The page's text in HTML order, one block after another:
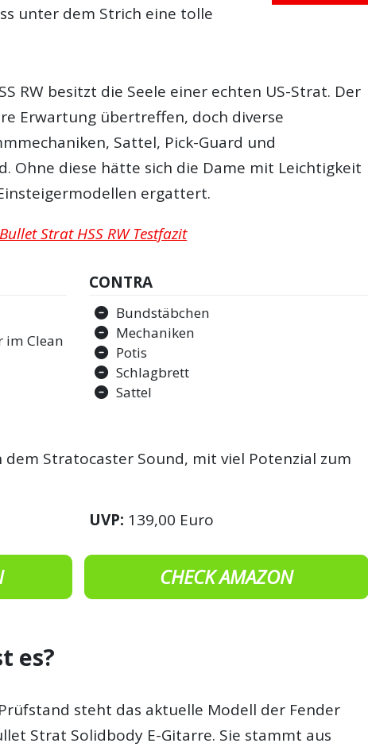
unter dem Strich eine tolle
RW besitzt die Seele einer echten US-Strat. Der
Erwartung übertreffen, doch diverse
Sattel, Pick-Guard und
Ohne diese hätte sich die Dame mit Leichtigkeit
ergattert.
Strat HSS RW Testfazit
im Clean
CONTRA
Bundstäbchen
Mechaniken
Potis
Schlagbrett
Sattel
dem Stratocaster Sound, mit viel Potenzial zum
UVP: 139,00 Euro
CHECK AMAZON
es?
steht das aktuelle Modell der Fender
Strat Solidbody E-Gitarre. Sie stammt aus